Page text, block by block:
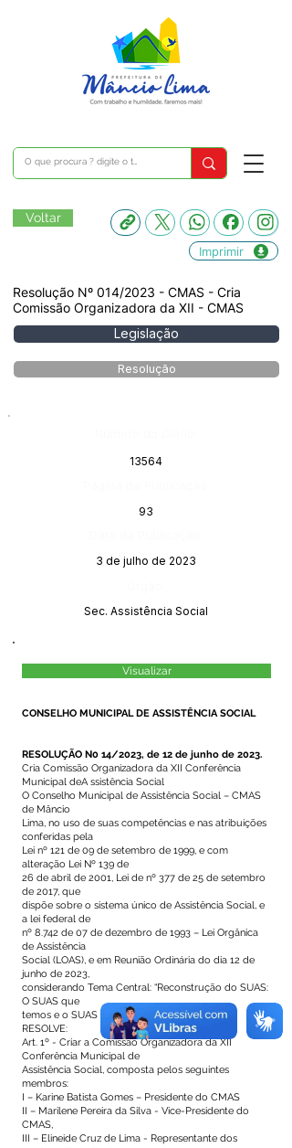
Voltar
Imprimir
Resolução Nº 014/2023 - CMAS - Cria
Comissão Organizadora da XII - CMAS
Legislação
Resolução
13564
93
3 de julho de 2023
Sec. Assistência Social
Visualizar
CONSELHO MUNICIPAL DE ASSISTÊNCIA SOCIAL
RESOLUÇÃO N0 14/2023, de 12 de junho de 2023.
Cria Comissão Organizadora da XII Conferência
Municipal deA ssistência Social
O Conselho Municipal de Assistência Social – CMAS
de Mâncio
Lima, no uso de suas competências e nas atribuições
conferidas pela
Lei nº 121 de 09 de setembro de 1999, e com
alteração Lei Nº 139 de
26 de abril de 2001, Lei de nº 377 de 25 de setembro
de 2017, que
dispõe sobre o sistema único de Assistência Social, e
a lei federal de
nº 8.742 de 07 de dezembro de 1993 – Lei Orgânica
de Assistência
Social (LOAS), e em Reunião Ordinária do dia 12 de
junho de 2023,
considerando Tema Central: “Reconstrução do SUAS:
O SUAS que
temos e o SUAS que queremos!”.
RESOLVE:
Art. 1º - Criar a Comissão Organizadora da XII
Conferência Municipal de
Assistência Social, composta pelos seguintes
membros:
I – Karine Batista Gomes – Presidente do CMAS
II – Marilene Pereira da Silva - Vice-Presidente do
CMAS,
III – Elineide Cruz de Lima - Representante dos